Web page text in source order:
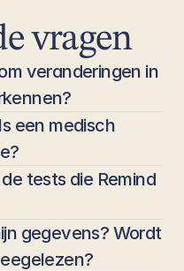
vragen
veranderingen in
een medisch
tests die Remind
gegevens? Wordt